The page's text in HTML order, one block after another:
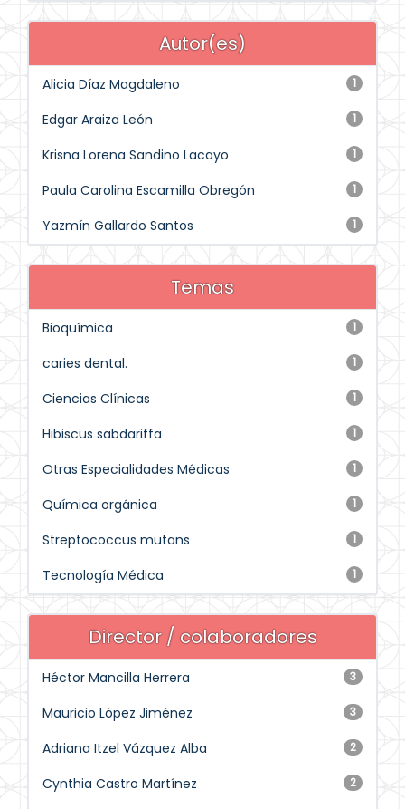
Autor(es)
1
Alicia Díaz Magdaleno
1
Edgar Araiza León
1
Krisna Lorena Sandino Lacayo
1
Paula Carolina Escamilla Obregón
1
Yazmín Gallardo Santos
Temas
1
Bioquímica
1
caries dental.
1
Ciencias Clínicas
1
Hibiscus sabdariffa
1
Otras Especialidades Médicas
1
Química orgánica
1
Streptococcus mutans
1
Tecnología Médica
Director / colaboradores
3
Héctor Mancilla Herrera
3
Mauricio López Jiménez
2
Adriana Itzel Vázquez Alba
2
Cynthia Castro Martínez